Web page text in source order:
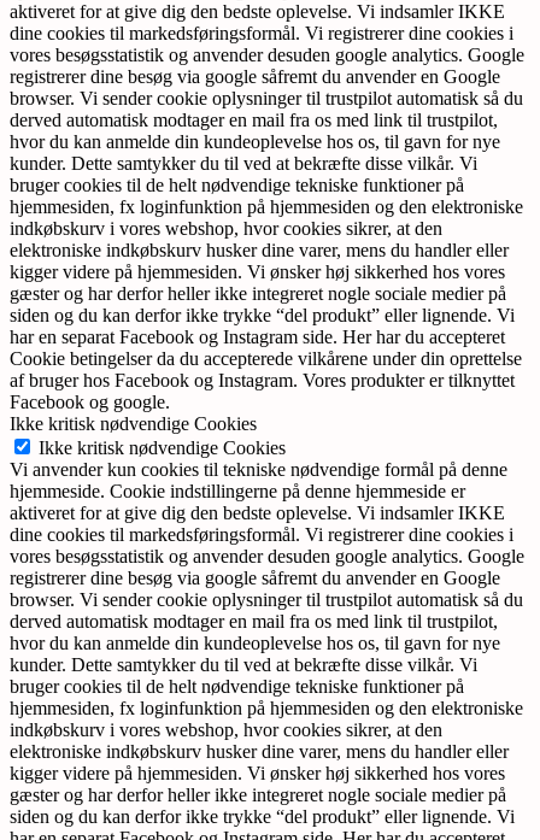
aktiveret for at give dig den bedste oplevelse. Vi indsamler IKKE
dine cookies til markedsføringsformål. Vi registrerer dine cookies i
vores besøgsstatistik og anvender desuden google analytics. Google
registrerer dine besøg via google såfremt du anvender en Google
browser. Vi sender cookie oplysninger til trustpilot automatisk så du
derved automatisk modtager en mail fra os med link til trustpilot,
hvor du kan anmelde din kundeoplevelse hos os, til gavn for nye
kunder. Dette samtykker du til ved at bekræfte disse vilkår. Vi
bruger cookies til de helt nødvendige tekniske funktioner på
hjemmesiden, fx loginfunktion på hjemmesiden og den elektroniske
indkøbskurv i vores webshop, hvor cookies sikrer, at den
elektroniske indkøbskurv husker dine varer, mens du handler eller
kigger videre på hjemmesiden. Vi ønsker høj sikkerhed hos vores
gæster og har derfor heller ikke integreret nogle sociale medier på
siden og du kan derfor ikke trykke “del produkt” eller lignende. Vi
har en separat Facebook og Instagram side. Her har du accepteret
Cookie betingelser da du accepterede vilkårene under din oprettelse
af bruger hos Facebook og Instagram. Vores produkter er tilknyttet
Facebook og google.
Ikke kritisk nødvendige Cookies
Ikke kritisk nødvendige Cookies
Vi anvender kun cookies til tekniske nødvendige formål på denne
hjemmeside. Cookie indstillingerne på denne hjemmeside er
aktiveret for at give dig den bedste oplevelse. Vi indsamler IKKE
dine cookies til markedsføringsformål. Vi registrerer dine cookies i
vores besøgsstatistik og anvender desuden google analytics. Google
registrerer dine besøg via google såfremt du anvender en Google
browser. Vi sender cookie oplysninger til trustpilot automatisk så du
derved automatisk modtager en mail fra os med link til trustpilot,
hvor du kan anmelde din kundeoplevelse hos os, til gavn for nye
kunder. Dette samtykker du til ved at bekræfte disse vilkår. Vi
bruger cookies til de helt nødvendige tekniske funktioner på
hjemmesiden, fx loginfunktion på hjemmesiden og den elektroniske
indkøbskurv i vores webshop, hvor cookies sikrer, at den
elektroniske indkøbskurv husker dine varer, mens du handler eller
kigger videre på hjemmesiden. Vi ønsker høj sikkerhed hos vores
gæster og har derfor heller ikke integreret nogle sociale medier på
siden og du kan derfor ikke trykke “del produkt” eller lignende. Vi